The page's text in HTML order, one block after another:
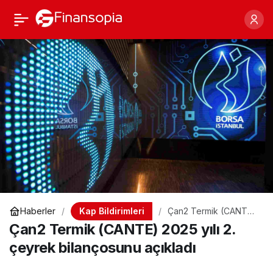
Haberler Kap Bildirimleri
Çan2 Termik (CANTE)
2025 yılı 2. çeyrek
bilançosunu açıkladı
Çan2 Termik (CANTE) 2025 yılı 2.
çeyrek bilançosunu açıkladı
Çan2 Termik (CANTE)
2025 yılı 2. çeyrek
bilançosunu açıkladı
Paylaş